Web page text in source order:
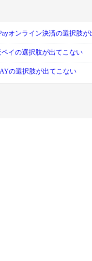
オンライン決済の選択肢が
イの選択肢が出てこない
の選択肢が出てこない